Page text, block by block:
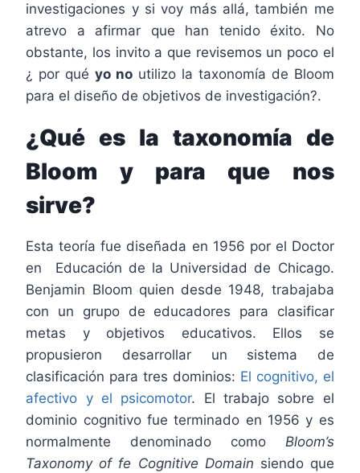
investigaciones y si voy más allá, también me
atrevo a afirmar que han tenido éxito. No
obstante, los invito a que revisemos un poco el
¿ por quéyo no utilizo la taxonomía de Bloom
para el diseño de objetivos de investigación?.
¿Qué es la taxonomía de
Bloom y para que nos
sirve?
Esta teoría fue diseñada en 1956 por el Doctor
en Educación de la Universidad de Chicago.
Benjamin Bloom quien desde 1948, trabajaba
con un grupo de educadores para clasificar
metas y objetivos educativos. Ellos se
propusieron desarrollar un sistema de
clasificación para tres dominios: El cognitivo, el
afectivo y el psicomotor. El trabajo sobre el
dominio cognitivo fue terminado en 1956 y es
normalmente denominado como Bloom’s
Taxonomy of fe Cognitive Domain siendo que